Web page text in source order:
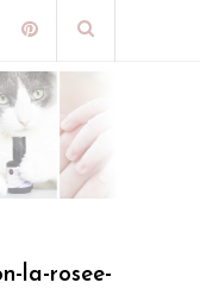
la-rosee-